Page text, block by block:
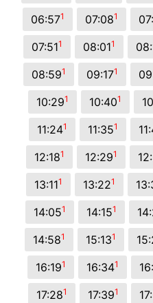
06:571 07:081
07:511 08:011
08:591 09:171
10:291 10:401
11:241 11:351
12:181 12:291
13:111 13:221
14:051 14:151
14:581 15:131
16:191 16:341
17:281 17:391